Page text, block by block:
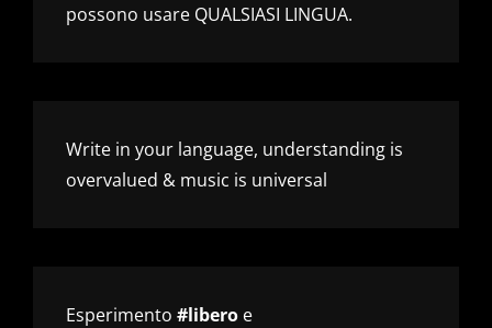
possono usare QUALSIASI LINGUA.
Write in your language, understanding is
overvalued & music is universal
Esperimento #libero e